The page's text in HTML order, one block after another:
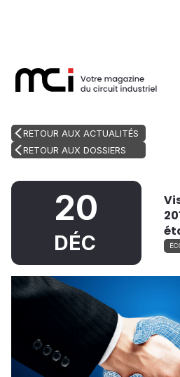
RETOUR AUX ACTUALITÉS
RETOUR AUX DOSSIERS
20
DÉC